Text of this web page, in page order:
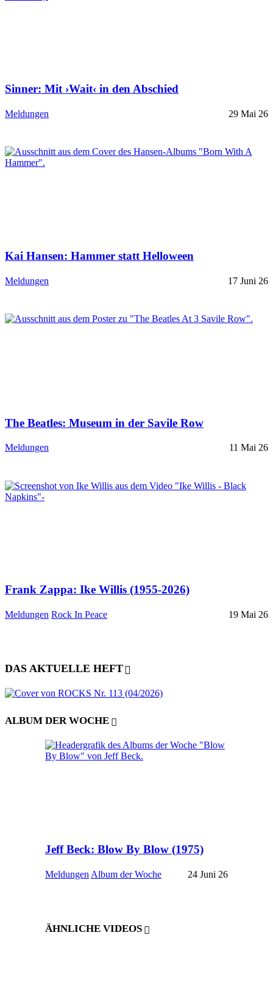
Sinner: Mit ›Wait‹ in den Abschied
Meldungen 29 Mai 26
Kai Hansen: Hammer statt Helloween
Meldungen 17 Juni 26
The Beatles: Museum in der Savile Row
Meldungen 11 Mai 26
Frank Zappa: Ike Willis (1955-2026)
Meldungen Rock In Peace 19 Mai 26
DAS AKTUELLE HEFT
ALBUM DER WOCHE
Jeff Beck: Blow By Blow (1975)
Meldungen Album der Woche 24 Juni 26
ÄHNLICHE VIDEOS